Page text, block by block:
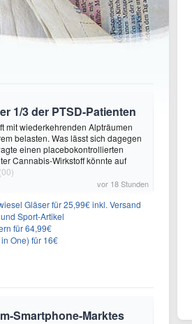
1/3 der PTSD-Patienten
mit wiederkehrenden Alpträumen
belasten. Was lässt sich dagegen
einen placebokontrollierten
Cannabis-Wirkstoff könnte auf
(00)
vor 18 Stunden
Gläser für 25,99€ inkl. Versand
Sport-Artikel
für 64,99€
One) für 16€
Smartphone-Marktes